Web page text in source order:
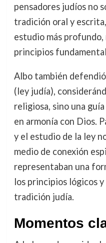
pensadores judíos no
tradición oral y
estudio más
principios
Albo también
(ley judía),
religiosa, sino una
en armonía con Dios.
y el estudio de la ley
medio de conexión
representaban una
los principios lógicos
tradición judía.
Momentos